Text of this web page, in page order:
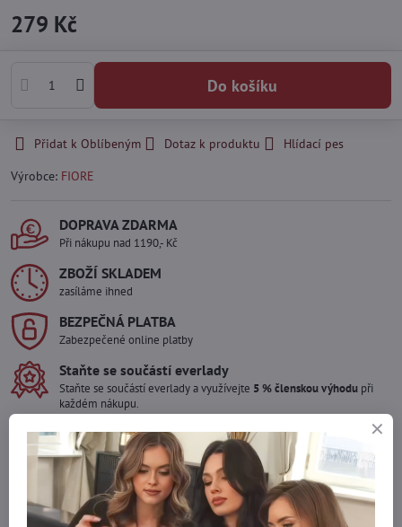
279 Kč
Do košíku
Přidat k Oblíbeným Dotaz k produktu
Hlídací pes
Výrobce: FIORE
DOPRAVA ZDARMA
Při nákupu nad 1190,- Kč
ZBOŽÍ SKLADEM
zasíláme ihned
BEZPEČNÁ PLATBA
Zabezpečené online platby
Staňte se součástí everlady
Staňte se součástí everlady a využívejte 5 % členskou výhodu při
každém nákupu.
Výhoda se vám automaticky uplatní v košíku.
Máte zájem o více kusů ?
Kontaktujte nás na mail, zboží pro Vás doskladníme!